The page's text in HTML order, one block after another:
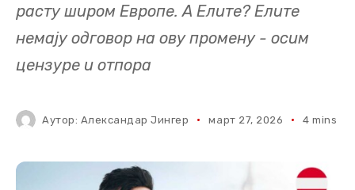
расту широм Европе. А Елите? Елите
немају одговор на ову промену - осим
цензуре и отпора
Аутор: Александар Јингер март 27, 2026 4 mins